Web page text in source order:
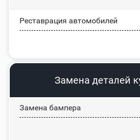
Реставрация автомобилей
Замена деталей
Замена бампера